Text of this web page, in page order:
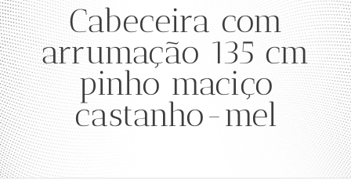
Cabeceira com
arrumação 135 cm
pinho maciço
castanho-mel